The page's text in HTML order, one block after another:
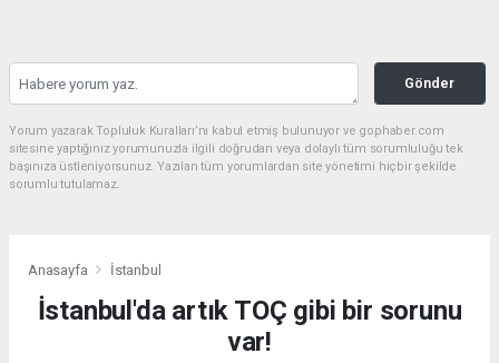
Gönder
Yorum yazarak Topluluk Kuralları’nı kabul etmiş bulunuyor ve gophaber.com
sitesine yaptığınız yorumunuzla ilgili doğrudan veya dolaylı tüm sorumluluğu tek
başınıza üstleniyorsunuz. Yazılan tüm yorumlardan site yönetimi hiçbir şekilde
sorumlu tutulamaz.
Anasayfa İstanbul
İstanbul'da artık TOÇ gibi bir sorunu
var!